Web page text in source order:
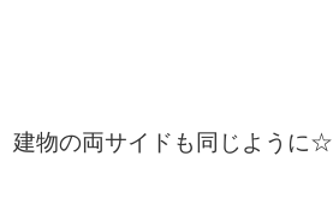
建物の両サイドも同じように☆